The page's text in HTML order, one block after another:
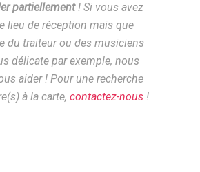
partiellement! Si vous avez
lieu de réception mais que
du traiteur ou des musiciens
délicate par exemple, nous
aider ! Pour une recherche
à la carte, contactez-nous !